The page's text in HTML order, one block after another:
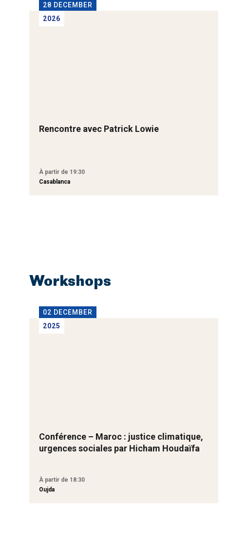
28 DECEMBER
2026
Rencontre avec Patrick Lowie
À partir de 19:30
Casablanca
Workshops
02 DECEMBER
2025
Conférence – Maroc : justice climatique,
urgences sociales par Hicham Houdaïfa
À partir de 18:30
Oujda